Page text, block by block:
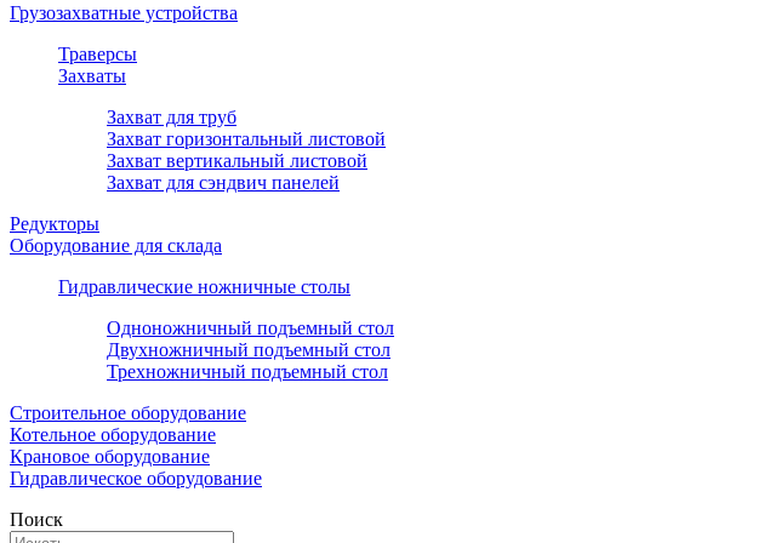
Грузозахватные устройства
Траверсы
Захваты
Захват для труб
Захват горизонтальный листовой
Захват вертикальный листовой
Захват для сэндвич панелей
Редукторы
Оборудование для склада
Гидравлические ножничные столы
Одноножничный подъемный стол
Двухножничный подъемный стол
Трехножничный подъемный стол
Строительное оборудование
Котельное оборудование
Крановое оборудование
Гидравлическое оборудование
Поиск